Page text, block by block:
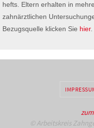
hefts. Eltern erhalten in
zahnärztlichen
Bezugsquelle klicken Sie hier.
© Arbeitskreis